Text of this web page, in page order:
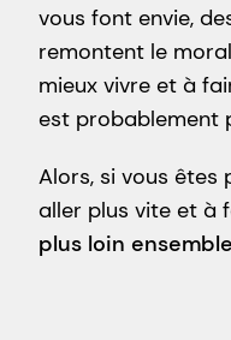
vous font envie,
remontent le
mieux vivre et à
est probablement
Alors, si vous êtes
aller plus vite et à
plus loin